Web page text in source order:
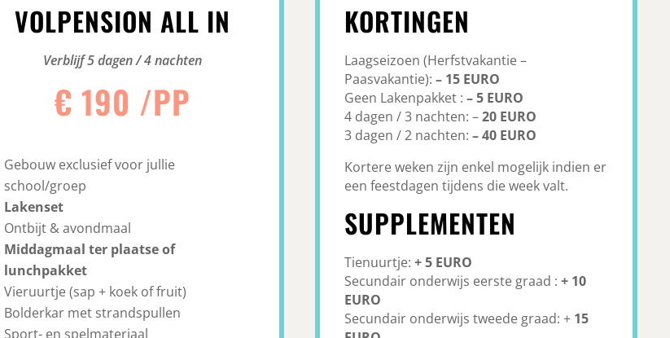
VOLPENSION ALL IN
Verblijf 5 dagen / 4 nachten
€ 190 /PP
Gebouw exclusief voor jullie
school/groep
Lakenset
Ontbijt & avondmaal
Middagmaal ter plaatse of
lunchpakket
Vieruurtje (sap + koek of fruit)
Bolderkar met strandspullen
Sport- en spelmateriaal
KORTINGEN
Laagseizoen (Herfstvakantie –
Paasvakantie): – 15 EURO
Geen Lakenpakket : – 5 EURO
4 dagen / 3 nachten: –20 EURO
3 dagen / 2 nachten: – 40 EURO
Kortere weken zijn enkel mogelijk indien er
een feestdagen tijdens die week valt.
SUPPLEMENTEN
Tienuurtje: + 5 EURO
Secundair onderwijs eerste graad : + 10
EURO
Secundair onderwijs tweede graad: +15